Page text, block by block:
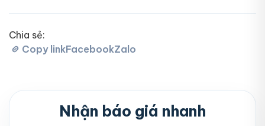
Chia sẻ:
Copy linkFacebookZalo
Nhận báo giá nhanh